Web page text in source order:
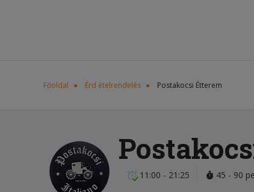
Főoldal Érd ételrendelés Postakocsi Étterem
11:00 - 21:25 45 - 90